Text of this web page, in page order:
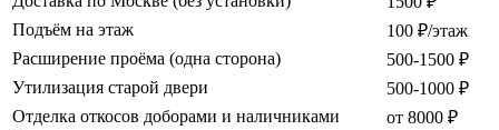
Подъём на этаж
100 ₽/этаж
Расширение проёма (одна сторона)
500-1500 ₽
Утилизация старой двери
500-1000 ₽
Отделка откосов доборами и наличниками
от 8000 ₽